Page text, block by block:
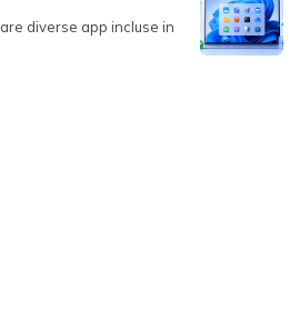
diverse app incluse in